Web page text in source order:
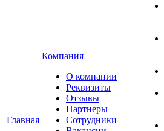
Главная
Компания
О компании
Реквизиты
Отзывы
Партнеры
Сотрудники